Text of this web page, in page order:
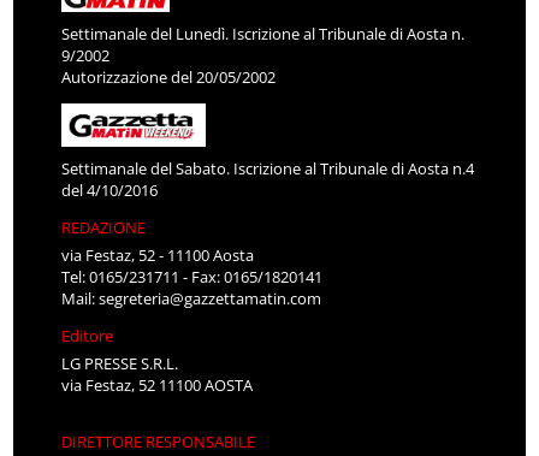
Settimanale del Lunedì. Iscrizione al Tribunale di Aosta n.
9/2002
Autorizzazione del 20/05/2002
Settimanale del Sabato. Iscrizione al Tribunale di Aosta n.4
del 4/10/2016
REDAZIONE
via Festaz, 52 - 11100 Aosta
Tel: 0165/231711 - Fax: 0165/1820141
Mail:segreteria@gazzettamatin.com
Editore
LG PRESSE S.R.L.
via Festaz, 52 11100 AOSTA
DIRETTORE RESPONSABILE